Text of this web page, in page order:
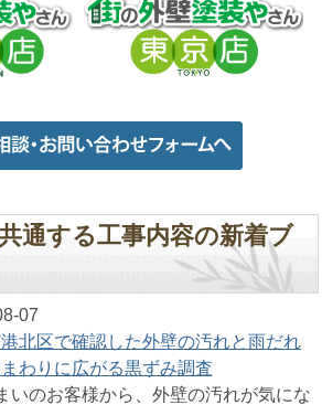
通する工事内容の新着ブ
07
北区で確認した外壁の汚れと雨だれ
わりに広がる黒ずみ調査
いのお客様から、外壁の汚れが気にな